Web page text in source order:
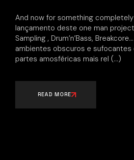
And now for something
lançamento deste one man
Sampling , Drum’n’Bass,
ambientes obscuros e
partes amosféricas mais rel
READ MORE